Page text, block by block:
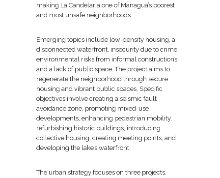
making La Candelaria one of Managua’s poorest
and most unsafe neighborhoods.
Emerging topics include low-density housing, a
disconnected waterfront, insecurity due to crime,
environmental risks from informal constructions,
and a lack of public space. The project aims to
regenerate the neighborhood through secure
housing and vibrant public spaces. Specific
objectives involve creating a seismic fault
avoidance zone, promoting mixed-use
developments, enhancing pedestrian mobility,
refurbishing historic buildings, introducing
collective housing, creating meeting points, and
developing the lake’s waterfront.
The urban strategy focuses on three projects,